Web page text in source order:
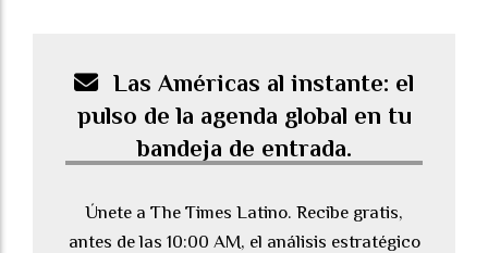
Las Américas al instante: el
pulso de la agenda global en tu
bandeja de entrada.
Únete a The Times Latino. Recibe gratis,
antes de las 10:00 AM, el análisis estratégico